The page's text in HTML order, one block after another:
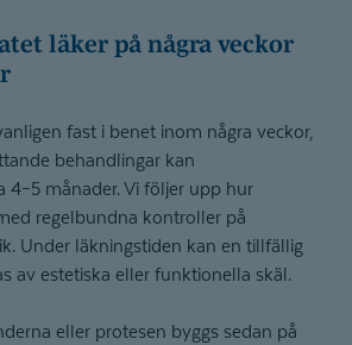
fast i benet inom några veckor,
behandlingar kan
4–5 månader. Vi följer upp hur
regelbundna kontroller på
Under läkningstiden kan en tillfällig
av estetiska eller funktionella skäl.
eller protesen byggs sedan på